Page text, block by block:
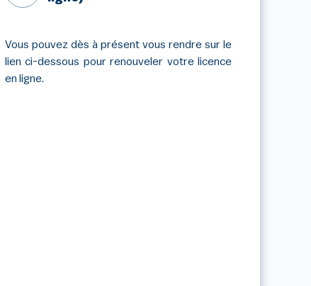
Vous pouvez dès à présent vous rendre sur le
lien ci-dessous pour renouveler votre licence
en ligne.